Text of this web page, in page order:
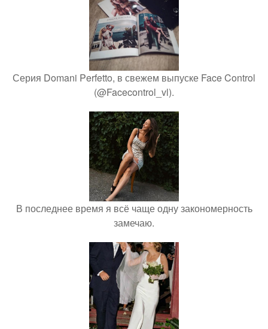
Серия Domani Perfetto, в свежем выпуске Face Control
(@Facecontrol_vl).
В последнее время я всё чаще одну закономерность
замечаю.